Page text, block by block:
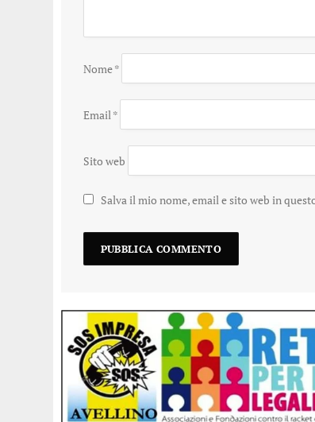
Nome*
Email *
Sito web
Salva il mio nome, email e sito web in